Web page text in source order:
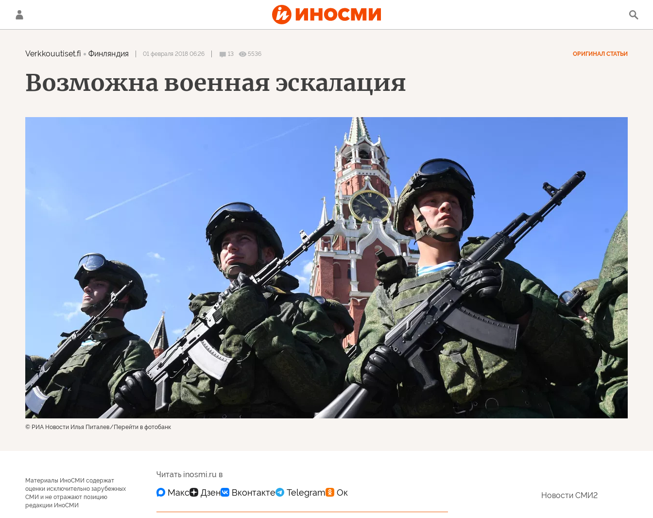
Verkkouutiset.fi Финляндия 01 февраля 2018 06:26 13 5536 ОРИГИНАЛ СТАТЬИ
Возможна военная эскалация
© РИА Новости Илья Питалев Перейти в фотобанк
Материалы ИноСМИ содержат
оценки исключительно зарубежных
СМИ и не отражают позицию
редакции ИноСМИ
Читать inosmi.ru в
Новости СМИ2